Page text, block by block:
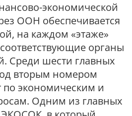
экономической
ООН обеспечивается
на каждом «этаже»
органы
Среди шести главных
вторым номером
по экономическим и
Одним из главных